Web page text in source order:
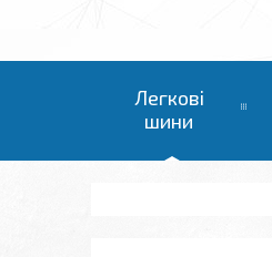
Легкові
шини